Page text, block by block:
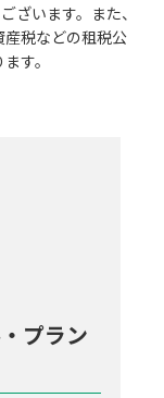
ざいます。また、
税などの租税公
す。
プラン